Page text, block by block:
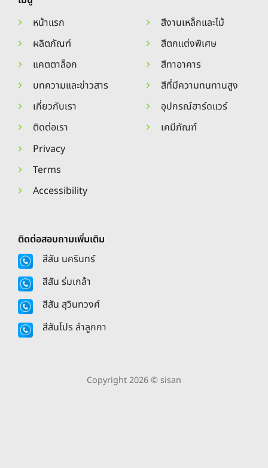
หน้าแรก
ผลิตภัณฑ์
แคตตาล็อก
บทความและข่าวสาร
เกี่ยวกับเรา
ติดต่อเรา
สีงานเหล็กและไม้
สีตกแต่งพิเศษ
สีทาอาคาร
สีที่มีความทนทานสูง
อุปกรณ์ฮาร์ดแวร์
เคมีภัณฑ์
Privacy
Terms
Accessibility
ติดต่อสอบถามเพิ่มเติม
สีสัน นครินทร์
สีสัน ร่มเกล้า
สีสัน สุวินทวงศ์
สีสันโปร ลำลูกกา
Copyright 2026 © sisan